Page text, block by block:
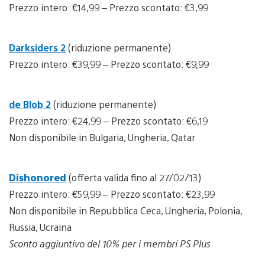
Prezzo intero: €14,99 – Prezzo scontato: €3,99
Darksiders 2(riduzione permanente)
Prezzo intero: €39,99 – Prezzo scontato: €9,99
de Blob 2(riduzione permanente)
Prezzo intero: €24,99 – Prezzo scontato: €6,19
Non disponibile in Bulgaria, Ungheria, Qatar
Dishonored (offerta valida fino al 27/02/13)
Prezzo intero: €59,99 – Prezzo scontato: €23,99
Non disponibile in Repubblica Ceca, Ungheria, Polonia,
Russia, Ucraina
Sconto aggiuntivo del 10% per i membri PS Plus